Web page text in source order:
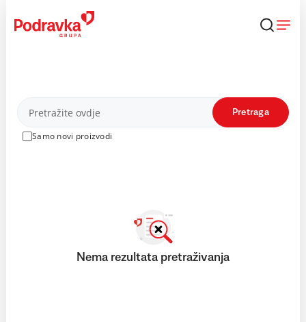
content
Proizvodi
Samo novi proizvodi
Pretraga
Nema rezultata pretraživanja